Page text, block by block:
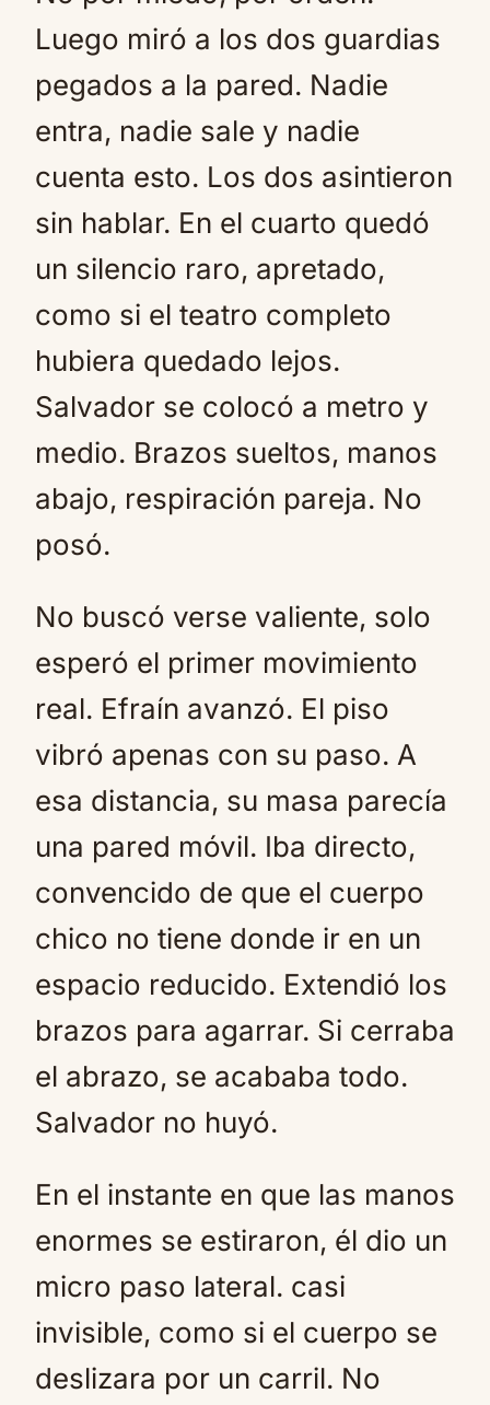
Luego miró a los dos guardias
pegados a la pared. Nadie
entra, nadie sale y nadie
cuenta esto. Los dos asintieron
sin hablar. En el cuarto quedó
un silencio raro, apretado,
como si el teatro completo
hubiera quedado lejos.
Salvador se colocó a metro y
medio. Brazos sueltos, manos
abajo, respiración pareja. No
posó.
No buscó verse valiente, solo
esperó el primer movimiento
real. Efraín avanzó. El piso
vibró apenas con su paso. A
esa distancia, su masa parecía
una pared móvil. Iba directo,
convencido de que el cuerpo
chico no tiene donde ir en un
espacio reducido. Extendió los
brazos para agarrar. Si cerraba
el abrazo, se acababa todo.
Salvador no huyó.
En el instante en que las manos
enormes se estiraron, él dio un
micro paso lateral. casi
invisible, como si el cuerpo se
deslizara por un carril. No